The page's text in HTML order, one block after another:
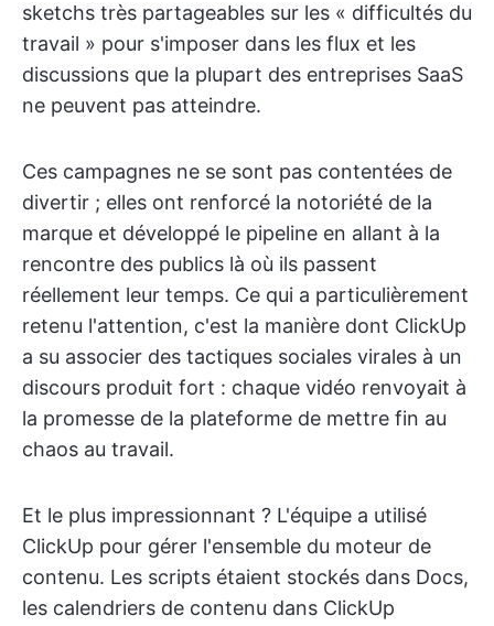
sketchs très partageables sur les « difficultés du
travail » pour s'imposer dans les flux et les
discussions que la plupart des entreprises SaaS
ne peuvent pas atteindre.
Ces campagnes ne se sont pas contentées de
divertir ; elles ont renforcé la notoriété de la
marque et développé le pipeline en allant à la
rencontre des publics là où ils passent
réellement leur temps. Ce qui a particulièrement
retenu l'attention, c'est la manière dont ClickUp
a su associer des tactiques sociales virales à un
discours produit fort : chaque vidéo renvoyait à
la promesse de la plateforme de mettre fin au
chaos au travail.
Et le plus impressionnant ? L'équipe a utilisé
ClickUp pour gérer l'ensemble du moteur de
contenu. Les scripts étaient stockés dans Docs,
les calendriers de contenu dans ClickUp